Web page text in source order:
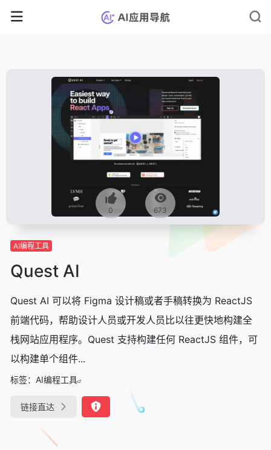
0 673
AI编程工具
Quest AI
Quest AI 可以将 Figma 设计稿或者手稿转换为 ReactJS
前端代码，帮助设计人员或开发人员比以往更快地构建全
栈网站应用程序。Quest 支持构建任何 ReactJS 组件，可
以构建单个组件...
标签： AI编程工具
链接直达